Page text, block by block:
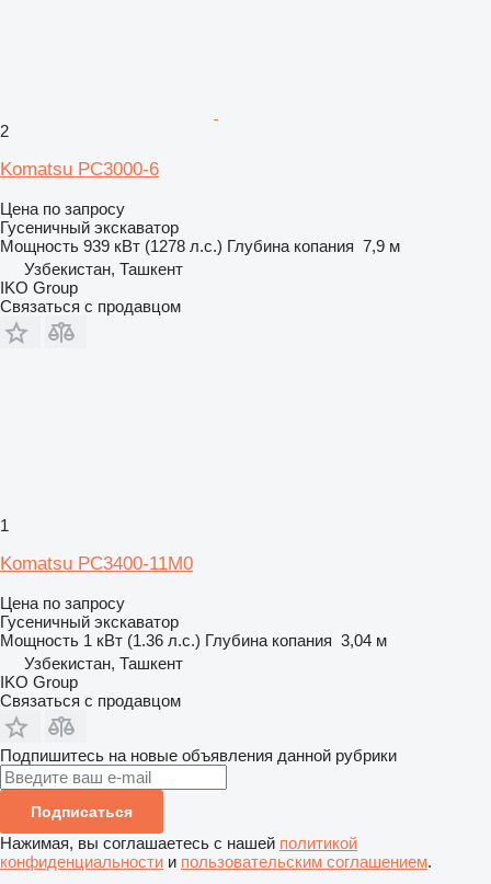
2
Komatsu PC3000-6
Цена по запросу
Гусеничный экскаватор
Мощность 939 кВт (1278 л.с.) Глубина копания 7,9 м
Узбекистан, Ташкент
IKO Group
Связаться с продавцом
1
Komatsu PC3400-11M0
Цена по запросу
Гусеничный экскаватор
Мощность 1 кВт (1.36 л.с.) Глубина копания 3,04 м
Узбекистан, Ташкент
IKO Group
Связаться с продавцом
Подпишитесь на новые объявления данной рубрики
Подписаться
Нажимая, вы соглашаетесь с нашей политикой
конфиденциальности и пользовательским соглашением.